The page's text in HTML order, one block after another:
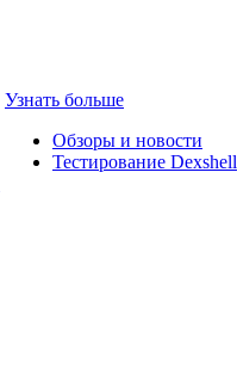
Узнать больше
Обзоры и новости
Тестирование Dexshell